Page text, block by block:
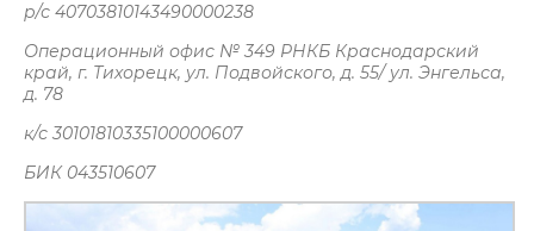
р/с 40703810143490000238
Операционный офис № 349 РНКБ Краснодарский
край, г. Тихорецк, ул. Подвойского, д. 55/ ул. Энгельса,
д. 78
к/с 30101810335100000607
БИК 043510607